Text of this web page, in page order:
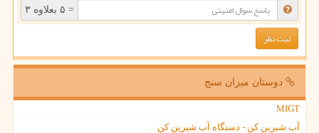
= ۵ بعلاوه ۳
دوستان میزان سنج
MIGT
آب شیرین کن - دستگاه آب شیرین کن